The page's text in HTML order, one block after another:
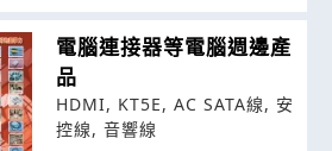
電腦連接器等電腦週邊產
品
HDMI, KT5E, AC SATA線, 安
控線, 音響線